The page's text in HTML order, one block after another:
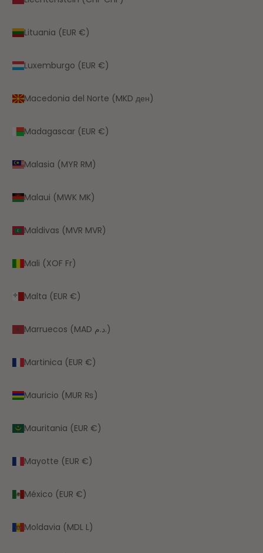
Lituania (EUR €)
Luxemburgo (EUR €)
Macedonia del Norte (MKD ден)
Madagascar (EUR €)
Malasia (MYR RM)
Malaui (MWK MK)
Maldivas (MVR MVR)
Mali (XOF Fr)
Malta (EUR €)
Marruecos (MAD د.م.)
Martinica (EUR €)
Mauricio (MUR ₨)
Mauritania (EUR €)
Mayotte (EUR €)
México (EUR €)
Moldavia (MDL L)